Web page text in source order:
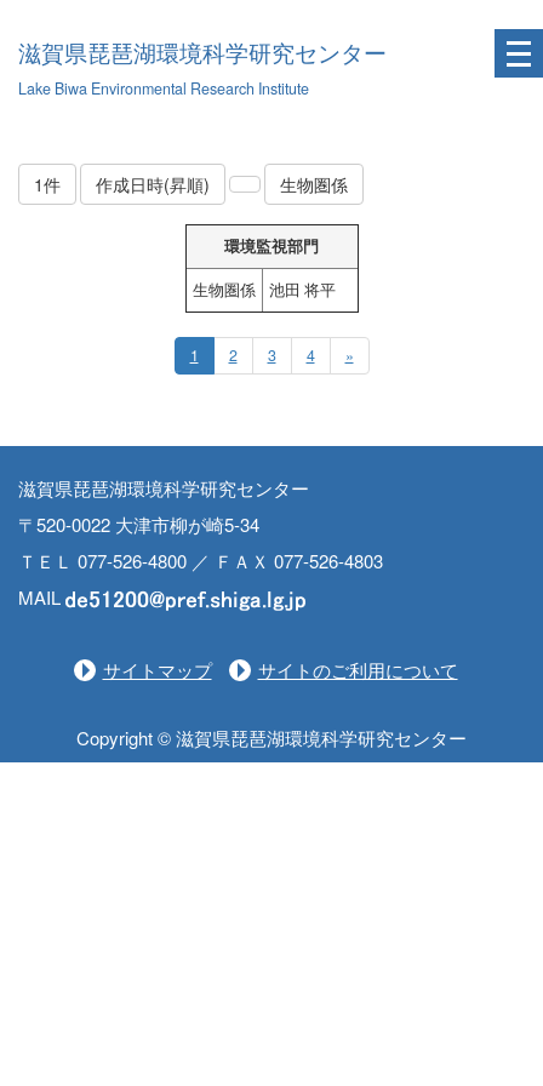
滋賀県琵琶湖環境科学研究センター
Lake Biwa Environmental Research Institute
1件 作成日時(昇順) 生物圏係
環境監視部門
生物圏係
池田 将平
1 2 3 4 »
滋賀県琵琶湖環境科学研究センター
〒520-0022 大津市柳が崎5-34
ＴＥＬ 077-526-4800 ／ ＦＡＸ 077-526-4803
MAIL
サイトマップ サイトのご利用について
Copyright © 滋賀県琵琶湖環境科学研究センター